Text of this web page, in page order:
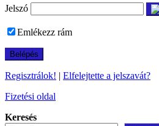
Jelszó
Emlékezz rám
Regisztrálok! | Elfelejtette a jelszavát?
Fizetési oldal
Keresés